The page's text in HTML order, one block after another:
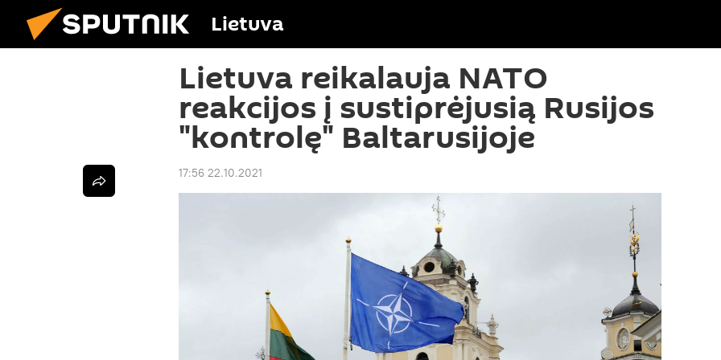
Lietuva
Lietuva reikalauja NATO
reakcijos į sustiprėjusią Rusijos
"kontrolę" Baltarusijoje
17:56 22.10.2021